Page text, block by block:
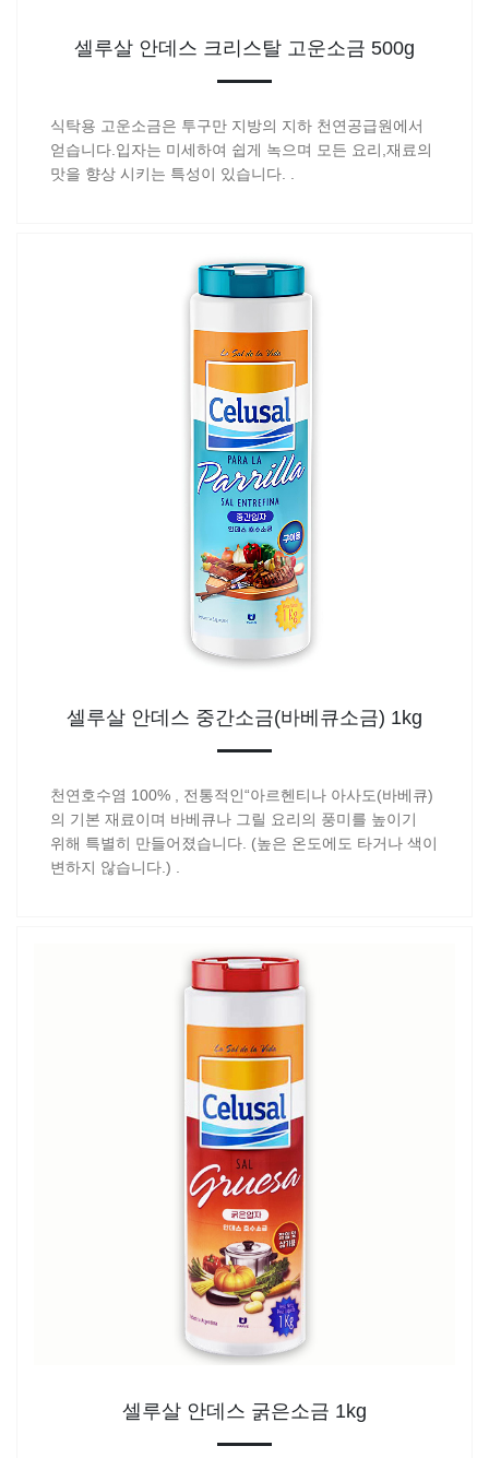
셀루살 안데스 크리스탈 고운소금 500g
식탁용 고운소금은 투구만 지방의 지하 천연공급원에서
얻습니다.입자는 미세하여 쉽게 녹으며 모든 요리,재료의
맛을 향상 시키는 특성이 있습니다. .
셀루살 안데스 중간소금(바베큐소금) 1kg
천연호수염 100% , 전통적인“아르헨티나 아사도(바베큐)
의 기본 재료이며 바베큐나 그릴 요리의 풍미를 높이기
위해 특별히 만들어졌습니다. (높은 온도에도 타거나 색이
변하지 않습니다.) .
셀루살 안데스 굵은소금 1kg